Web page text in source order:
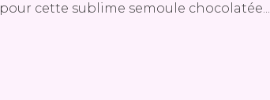
cette sublime semoule chocolatée...